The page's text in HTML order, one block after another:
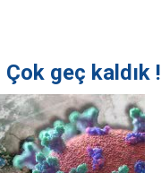
Çok geç kaldık !